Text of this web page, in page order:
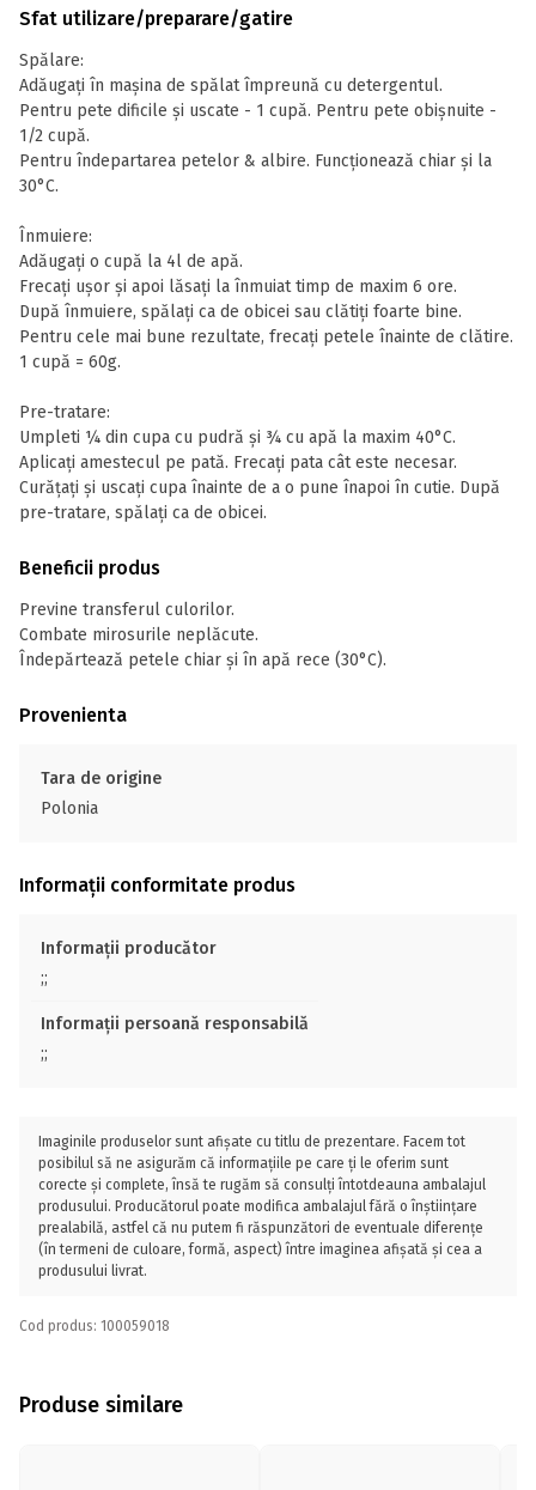
Sfat utilizare/preparare/gatire
Spălare:
Adăugați în mașina de spălat împreună cu detergentul.
Pentru pete dificile și uscate - 1 cupă. Pentru pete obișnuite -
1/2 cupă.
Pentru îndepartarea petelor & albire. Funcționează chiar și la
30°C.
Înmuiere:
Adăugați o cupă la 4l de apă.
Frecați ușor și apoi lăsați la înmuiat timp de maxim 6 ore.
După înmuiere, spălați ca de obicei sau clătiți foarte bine.
Pentru cele mai bune rezultate, frecați petele înainte de clătire.
1 cupă = 60g.
Pre-tratare:
Umpleti ¼ din cupa cu pudră și ¾ cu apă la maxim 40°C.
Aplicați amestecul pe pată. Frecați pata cât este necesar.
Curățați și uscați cupa înainte de a o pune înapoi în cutie. După
pre-tratare, spălați ca de obicei.
Beneficii produs
Previne transferul culorilor.
Combate mirosurile neplăcute.
Îndepărtează petele chiar și în apă rece (30°C).
Provenienta
Tara de origine
Polonia
Informații conformitate produs
Informații producător
;;
Informații persoană responsabilă
;;
Imaginile produselor sunt afișate cu titlu de prezentare. Facem tot
posibilul să ne asigurăm că informațiile pe care ți le oferim sunt
corecte și complete, însă te rugăm să consulți întotdeauna ambalajul
produsului. Producătorul poate modifica ambalajul fără o înștiințare
prealabilă, astfel că nu putem fi răspunzători de eventuale diferențe
(în termeni de culoare, formă, aspect) între imaginea afișată și cea a
produsului livrat.
Cod produs: 100059018
Produse similare